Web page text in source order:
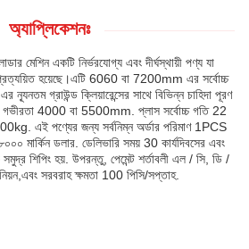
অ্যাপ্লিকেশনঃ
একটি নির্ভরযোগ্য এবং দীর্ঘস্থায়ী পণ্য যা
হয়েছে।এটি 6060 বা 7200mm এর সর্বোচ্চ
গ্রাউন্ড ক্লিয়ারেন্সের সাথে বিভিন্ন চাহিদা পূরণ
গভীরতা 4000 বা 5500mm. প্লাস সর্বোচ্চ গতি 22
এই পণ্যের জন্য সর্বনিম্ন অর্ডার পরিমাণ 1PCS
মার্কিন ডলার. ডেলিভারি সময় 30 কার্যদিবসের এবং
সমুদ্র শিপিং হয়. উপরন্তু, পেমেন্ট শর্তাবলী এল / সি, ডি /
সরবরাহ ক্ষমতা 100 পিসি/সপ্তাহ.